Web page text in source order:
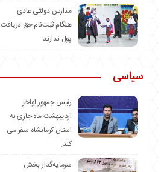
مدارس دولتی عادی
هنگام ثبت‌نام حق دریافت
پول ندارند
سیاسی
رئیس جمهور اواخر
اردیبهشت ماه جاری به
استان کرمانشاه سفر می
کند.
سرمایه‌گذار بخش